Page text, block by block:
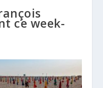
ce week-